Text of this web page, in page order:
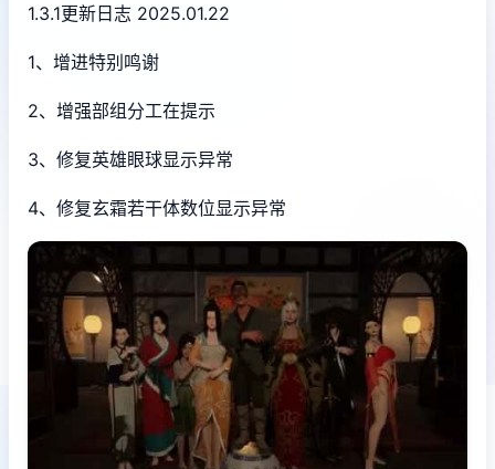
1.3.1更新日志 2025.01.22
1、增进特别鸣谢
2、增强部组分工在提示
3、修复英雄眼球显示异常
4、修复玄霜若干体数位显示异常